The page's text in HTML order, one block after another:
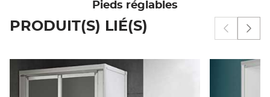
Pieds réglables
PRODUIT(S) LIÉ(S)
Afficher